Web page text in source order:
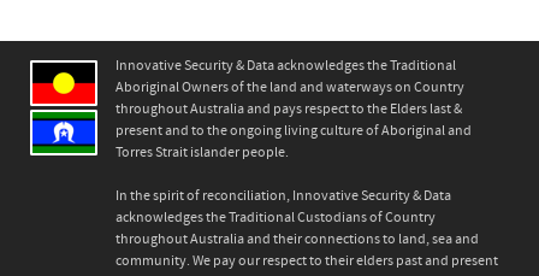
Innovative Security & Data acknowledges the Traditional
Aboriginal Owners of the land and waterways on Country
throughout Australia and pays respect to the Elders last &
present and to the ongoing living culture of Aboriginal and
Torres Strait islander people.
In the spirit of reconciliation, Innovative Security & Data
acknowledges the Traditional Custodians of Country
throughout Australia and their connections to land, sea and
community. We pay our respect to their elders past and present